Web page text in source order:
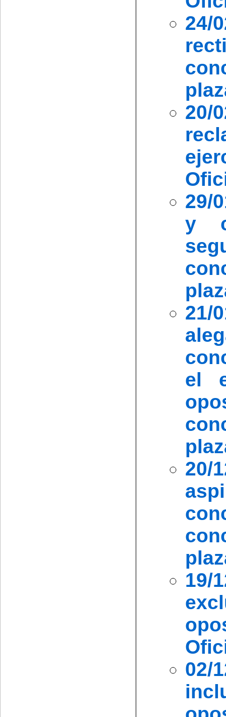
20/
29/
y
21/
el
20/